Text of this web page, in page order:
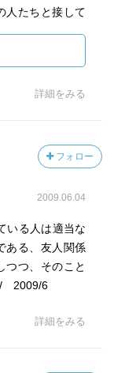
人たちと接して
にゆっくり会
詳細をみる
フォロー
2009.06.04
いる人は適当な
ある、友人関係
つつ、そのこと
/ 2009/6
詳細をみる